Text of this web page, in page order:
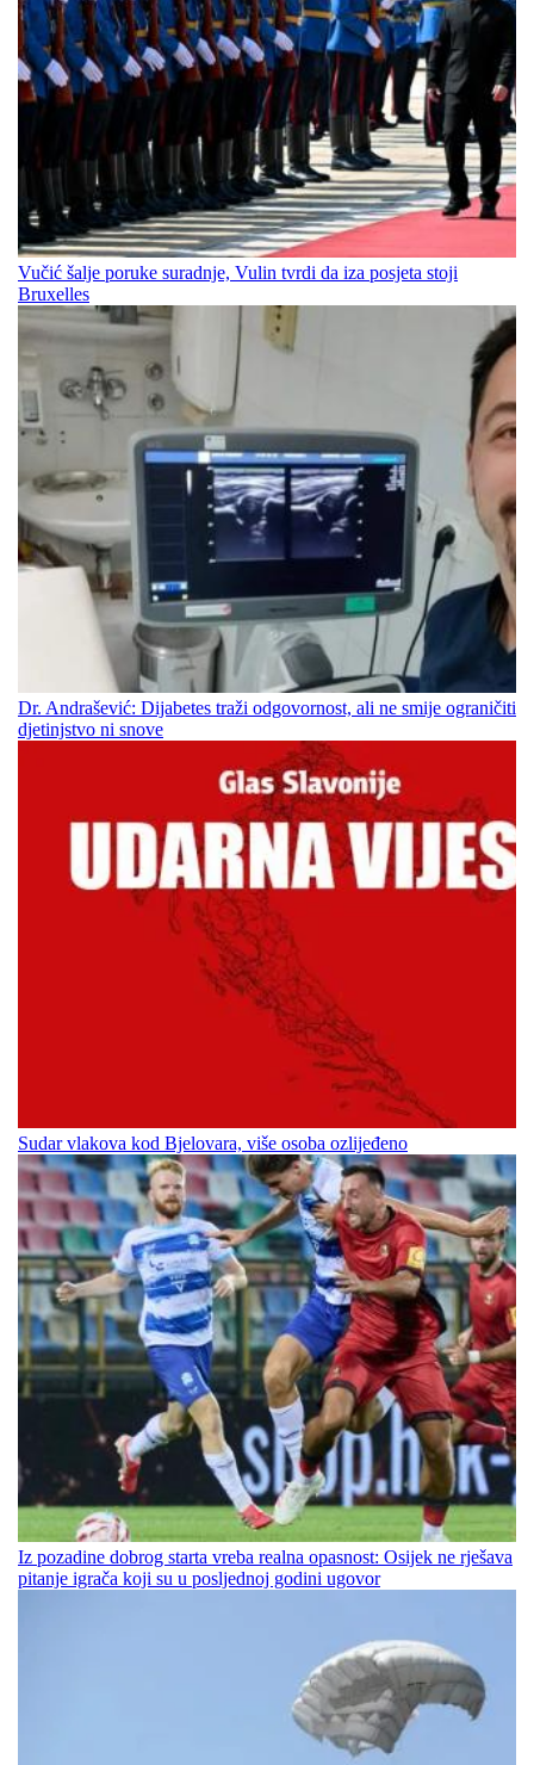
Vučić šalje poruke suradnje, Vulin tvrdi da iza posjeta stoji
Bruxelles
Dr. Andrašević: Dijabetes traži odgovornost, ali ne smije ograničiti
djetinjstvo ni snove
Sudar vlakova kod Bjelovara, više osoba ozlijeđeno
Iz pozadine dobrog starta vreba realna opasnost: Osijek ne rješava
pitanje igrača koji su u posljednoj godini ugovor